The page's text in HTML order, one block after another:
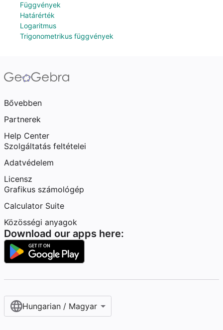
Függvények
Határérték
Logaritmus
Trigonometrikus függvények
Bővebben
Partnerek
Help Center
Szolgáltatás feltételei
Adatvédelem
Licensz
Grafikus számológép
Calculator Suite
Közösségi anyagok
Download our apps here:
Hungarian / Magyar‎